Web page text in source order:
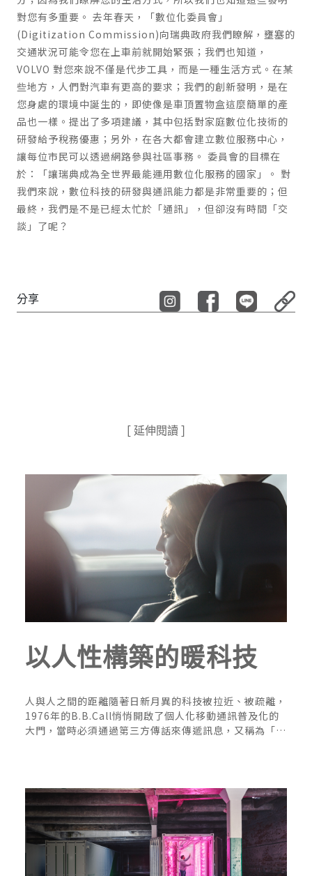
對您有多重要。 去年春天，「數位化委員會」
(Digitization Commission)向瑞典政府我們瞭解，壅塞的
交通狀況可能令您在上車前就開始緊張；我們也知道，
VOLVO 對您來說不僅是代步工具，而是一種生活方式。在某
些地方，人們對汽車有更高的要求；我們的創新發明，是在
您身處的環境中誕生的，即使像是車頂置物盒這麼簡單的產
品也一樣。提出了多項建議，其中包括對家庭數位化技術的
研發給予稅務優惠；另外，在各大都會建立數位服務中心，
讓每位市民可以透過網路參與社區事務。 委員會的目標在
於：「讓瑞典成為全世界最能運用數位化服務的國家」。 對
我們來說，數位科技的研發與通訊能力都是非常重要的；但
最終，我們是不是已經太忙於「通訊」，但卻沒有時間「交
談」了呢？
分享
[ 延伸閱讀 ]
以人性構築的暖科技
人與人之間的距離隨著日新月異的科技被拉近、被疏離，
1976年的B.B.Call悄悄開啟了個人化移動通訊普及化的
大門，當時必須通過第三方傳話來傳遞訊息，又稱為「無